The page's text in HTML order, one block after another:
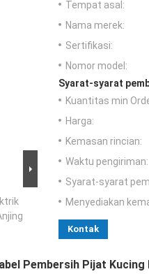
Tempat asal:
Nama merek:
Sertifikasi:
Nomor model:
Syarat-syarat
Kuantitas min
Harga:
Kemasan rincian:
Waktu pengiriman:
Syarat-syarat
Menyediakan
Kontak
Pembersih Pijat